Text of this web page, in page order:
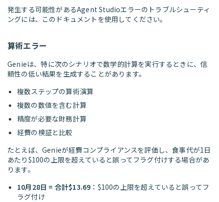
発生する可能性があるAgent Studioエラーのトラブルシューティ
ングには、このドキュメントを使用してください。
算術エラー
Genieは、特に次のシナリオで数学的計算を実行するときに、信
頼性の低い結果を生成することがあります。
複数ステップの算術演算
複数の数値を含む計算
精度が必要な財務計算
経費の検証と比較
たとえば、Genieが経費コンプライアンスを評価し、食事代が1日
あたり$100の上限を超えていると誤ってフラグ付けする場合があ
ります。
10月28日 = 合計$13.69 ：$100の上限を超えていると誤ってフ
ラグ付け